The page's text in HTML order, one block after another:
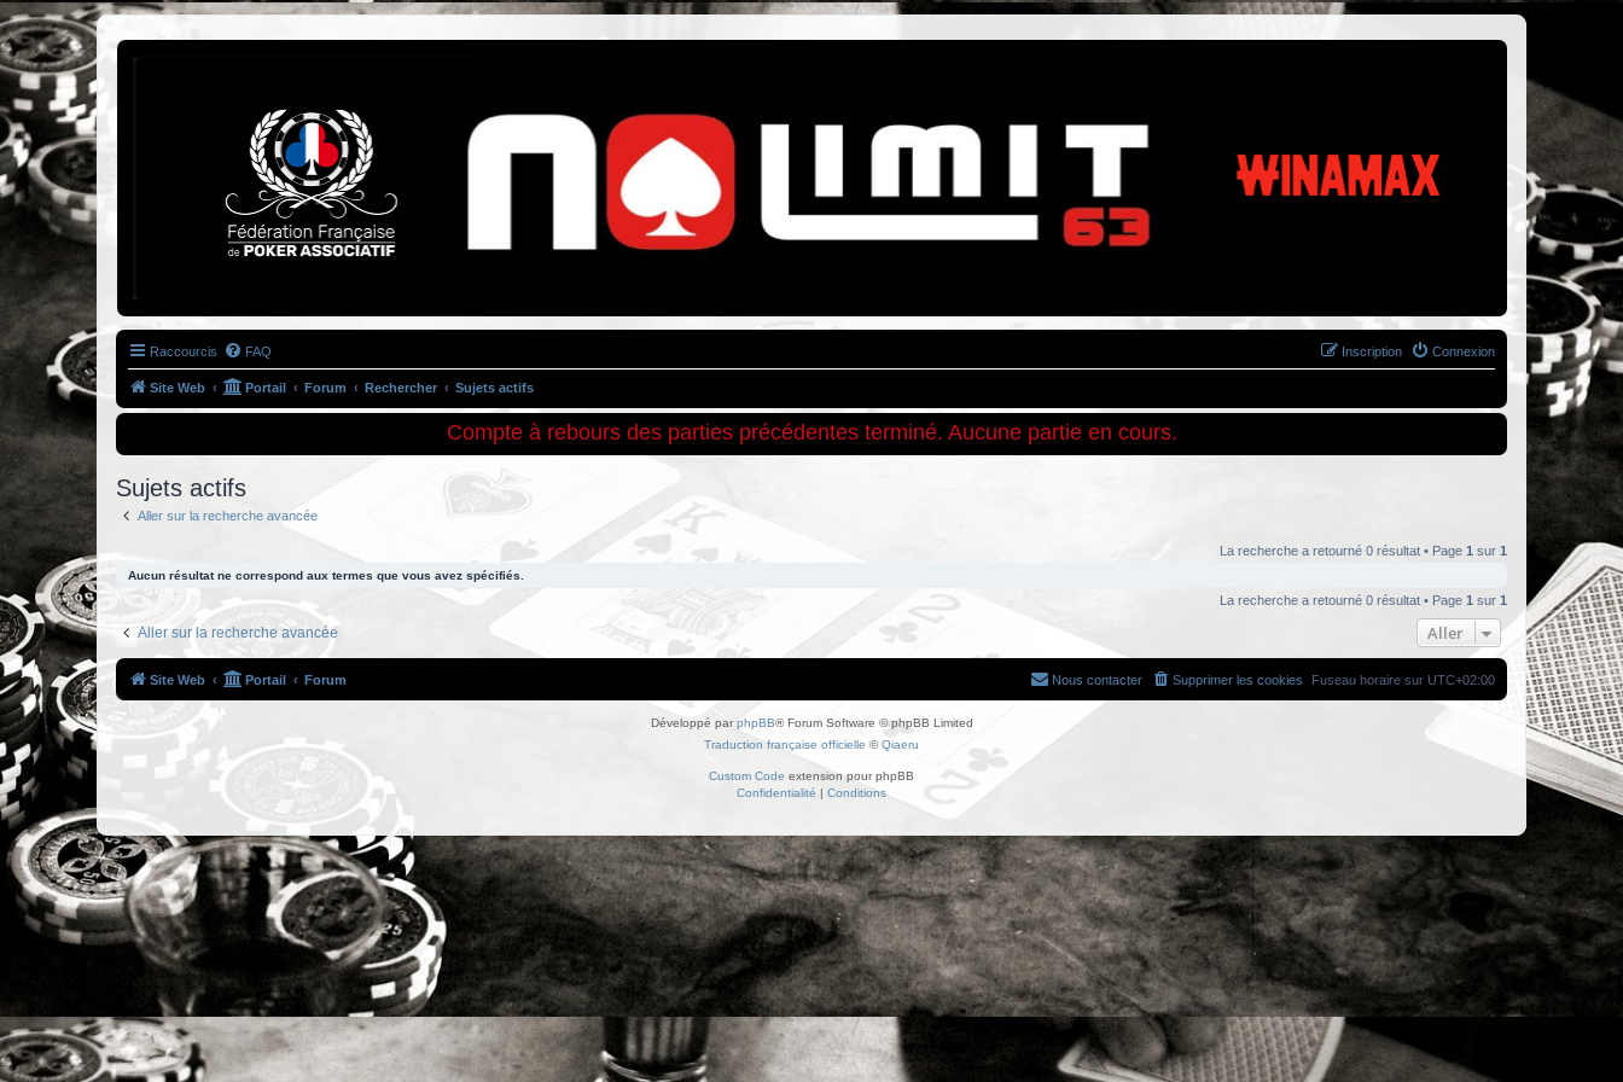
Raccourcis FAQ Connexion
Inscription
Site Web Portail Forum Rechercher Sujets actifs
Compte à rebours des parties précédentes terminé. Aucune partie en cours.
Sujets actifs
Aller sur la recherche avancée
La recherche a retourné 0 résultat • Page 1 sur 1
Aucun résultat ne correspond aux termes que vous avez spécifiés.
La recherche a retourné 0 résultat • Page 1 sur 1
Aller sur la recherche avancée Aller
Site Web Portail Forum Fuseau horaire sur UTC+02:00
Supprimer les cookies
Nous contacter
Développé par phpBB® Forum Software © phpBB Limited
Traduction française officielle ©Qiaeru
Custom Code extension pour phpBB
Confidentialité | Conditions